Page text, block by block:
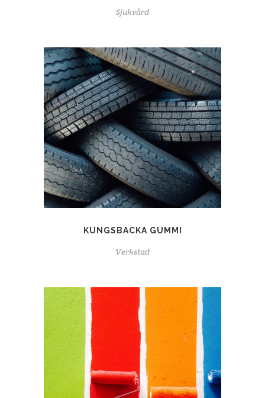
Sjukvård
KUNGSBACKA GUMMI
Verkstad